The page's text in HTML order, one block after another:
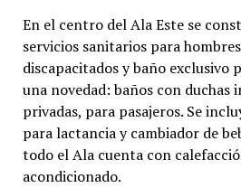
En el centro del Ala Este se
servicios sanitarios para
discapacitados y baño exclusivo
una novedad: baños con duchas
privadas, para pasajeros. Se
para lactancia y cambiador de
todo el Ala cuenta con
acondicionado.